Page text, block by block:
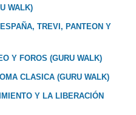
WALK)
TREVI, PANTEON Y
Y FOROS (GURU WALK)
CLASICA (GURU WALK)
Y LA LIBERACIÓN